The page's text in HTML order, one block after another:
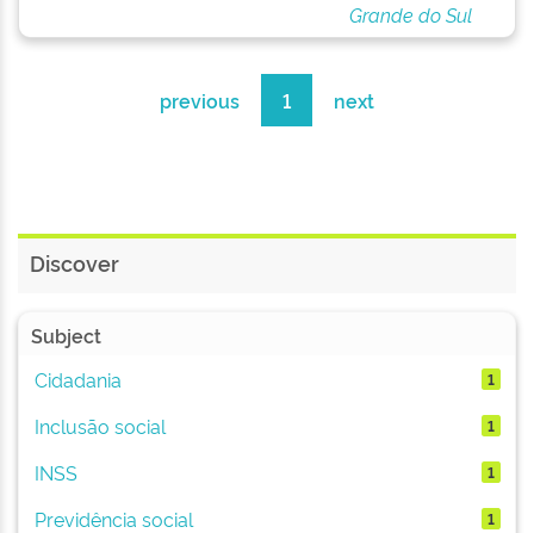
Grande do Sul
previous 1 next
Discover
Subject
Cidadania
1
Inclusão social 1
INSS 1
Previdência social 1